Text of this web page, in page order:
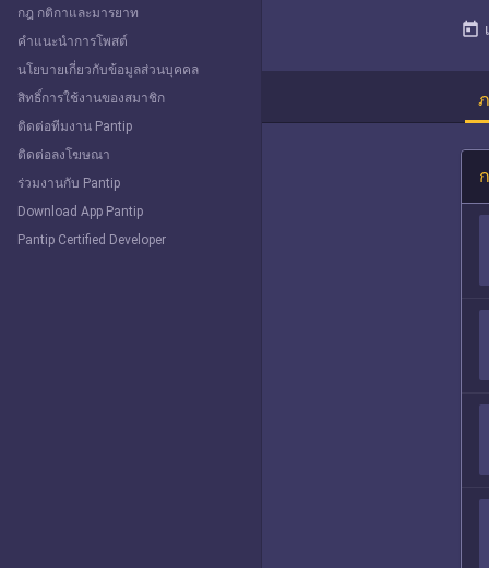
today
Explore
กฎ กติกาและมารยาท
คำแนะนำการโพสต์
นโยบายเกี่ยวกับข้อมูลส่วนบุคคล
สิทธิ์การใช้งานของสมาชิก
ติดต่อทีมงาน Pantip
ติดต่อลงโฆษณา
ร่วมงานกับ Pantip
Download App Pantip
Pantip Certified Developer